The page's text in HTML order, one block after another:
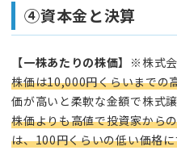
④資本金と決算
【一株あたりの株価】 ※株式
株価は10,000円くらいまでの
価が高いと柔軟な金額で株式
株価よりも高値で投資家から
は、100円くらいの低い価格